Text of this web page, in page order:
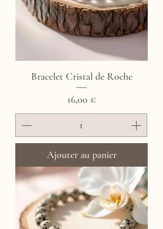
Bracelet Cristal de Roche
Prix
16,00 €
Ajouter au panier